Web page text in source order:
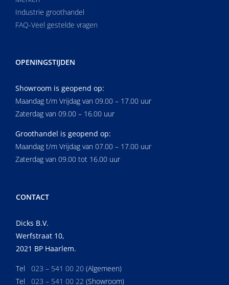
Industrie groothandel
FAQ-Veel gestelde vragen
OPENINGSTIJDEN
Showroom is geopend op:
Maandag t/m Vrijdag van 09.00 – 17.00 uur
Zaterdag van 09.00 – 16.00 uur
Groothandel is geopend op:
Maandag t/m Vrijdag van 07.00 – 17.00 uur
Zaterdag van 09.00 tot 16.00 uur
CONTACT
Dicks B.V.
Werfstraat 10,
2021 BP Haarlem.
Tel 023 – 541 00 20 (Algemeen)
Tel 023 – 541 00 22 (Showroom)